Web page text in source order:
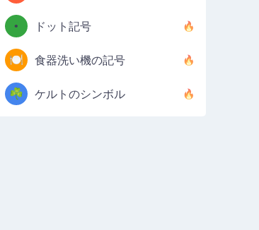
• ドット記号
🍽️ 食器洗い機の記号
☘️ ケルトのシンボル